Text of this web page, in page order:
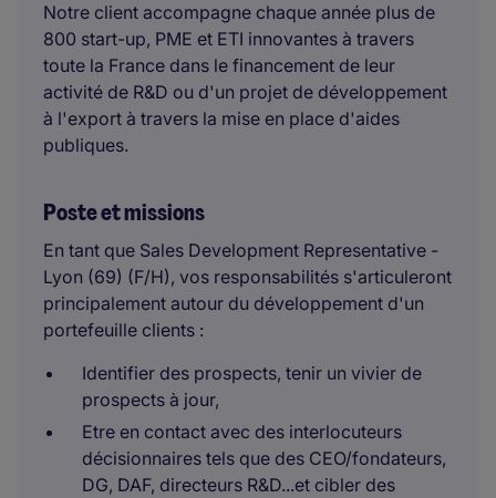
Notre client accompagne chaque année plus de
800 start-up, PME et ETI innovantes à travers
toute la France dans le financement de leur
activité de R&D ou d'un projet de développement
à l'export à travers la mise en place d'aides
publiques.
Poste et missions
En tant que Sales Development Representative -
Lyon (69) (F/H), vos responsabilités s'articuleront
principalement autour du développement d'un
portefeuille clients :
Identifier des prospects, tenir un vivier de
prospects à jour,
Etre en contact avec des interlocuteurs
décisionnaires tels que des CEO/fondateurs,
DG, DAF, directeurs R&D...et cibler des